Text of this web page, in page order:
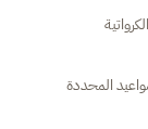
المحددة